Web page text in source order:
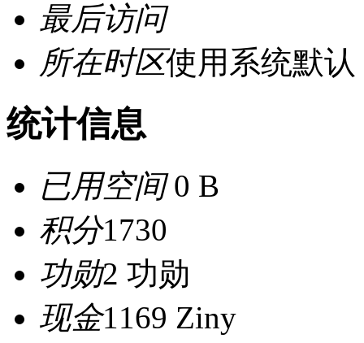
最后访问
所在时区使用系统默认
统计信息
已用空间0 B
积分1730
功勋2 功勋
现金1169 Ziny